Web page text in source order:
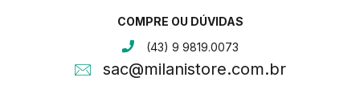
COMPRE OU DÚVIDAS
(43) 9 9819.0073
sac@milanistore.com.br